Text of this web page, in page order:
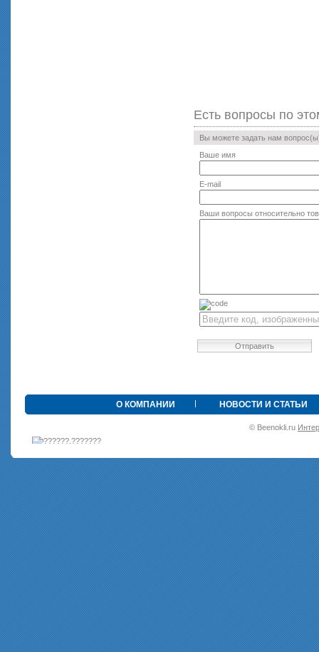
Есть вопросы по
Вы можете задать нам
Ваше имя
E-mail
Ваши вопросы относительно
Отправить
О КОМПАНИИ НОВОСТИ И СТАТЬИ
© Beenokli.ru
•